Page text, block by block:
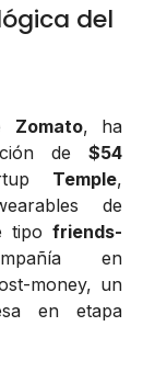
del
Zomato, ha
de $54
Temple,
de
tipo friends-
en
money, un
en etapa